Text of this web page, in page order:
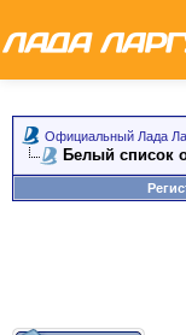
Официальный Лада
Белый список